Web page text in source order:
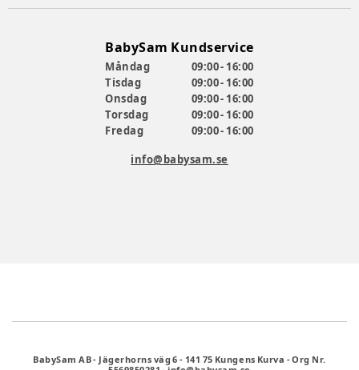
BabySam Kundservice
Måndag
09:00 - 16:00
Tisdag
09:00 - 16:00
Onsdag
09:00 - 16:00
Torsdag
09:00 - 16:00
Fredag
09:00 - 16:00
info@babysam.se
BabySam AB- Jägerhorns väg 6 - 141 75 Kungens Kurva -Org Nr.